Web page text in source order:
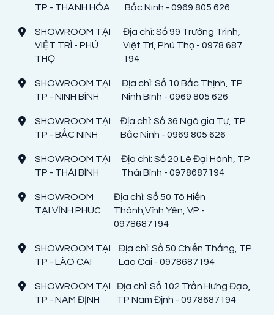
TP - THANH HÓA
Bắc Ninh - 0969 805 626
SHOWROOM TẠI
VIỆT TRÌ - PHÚ
THỌ
Địa chỉ: Số 99 Trường Trinh,
Việt Trì, Phú Thọ - 0978 687
194
SHOWROOM TẠI
TP - NINH BÌNH
Địa chỉ: Số 10 Bắc Thịnh, TP
Ninh Bình - 0969 805 626
SHOWROOM TẠI
TP - BẮC NINH
Địa chỉ: Số 36 Ngô gia Tự, TP
Bắc Ninh - 0969 805 626
SHOWROOM TẠI
TP - THÁI BÌNH
Địa chỉ: Số 20 Lê Đại Hành, TP
Thái Bình - 0978687194
SHOWROOM
TẠI VĨNH PHÚC
Địa chỉ: Số 50 Tô Hiến
Thành,Vĩnh Yên, VP -
0978687194
SHOWROOM TẠI
TP - LÀO CAI
Địa chỉ: Số 50 Chiến Thắng, TP
Lào Cai - 0978687194
SHOWROOM TẠI
TP - NAM ĐỊNH
Địa chỉ: Số 102 Trần Hưng Đạo,
TP Nam Định - 0978687194